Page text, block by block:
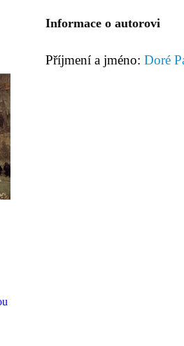
Informace o autorovi
Příjmení a jméno: Doré